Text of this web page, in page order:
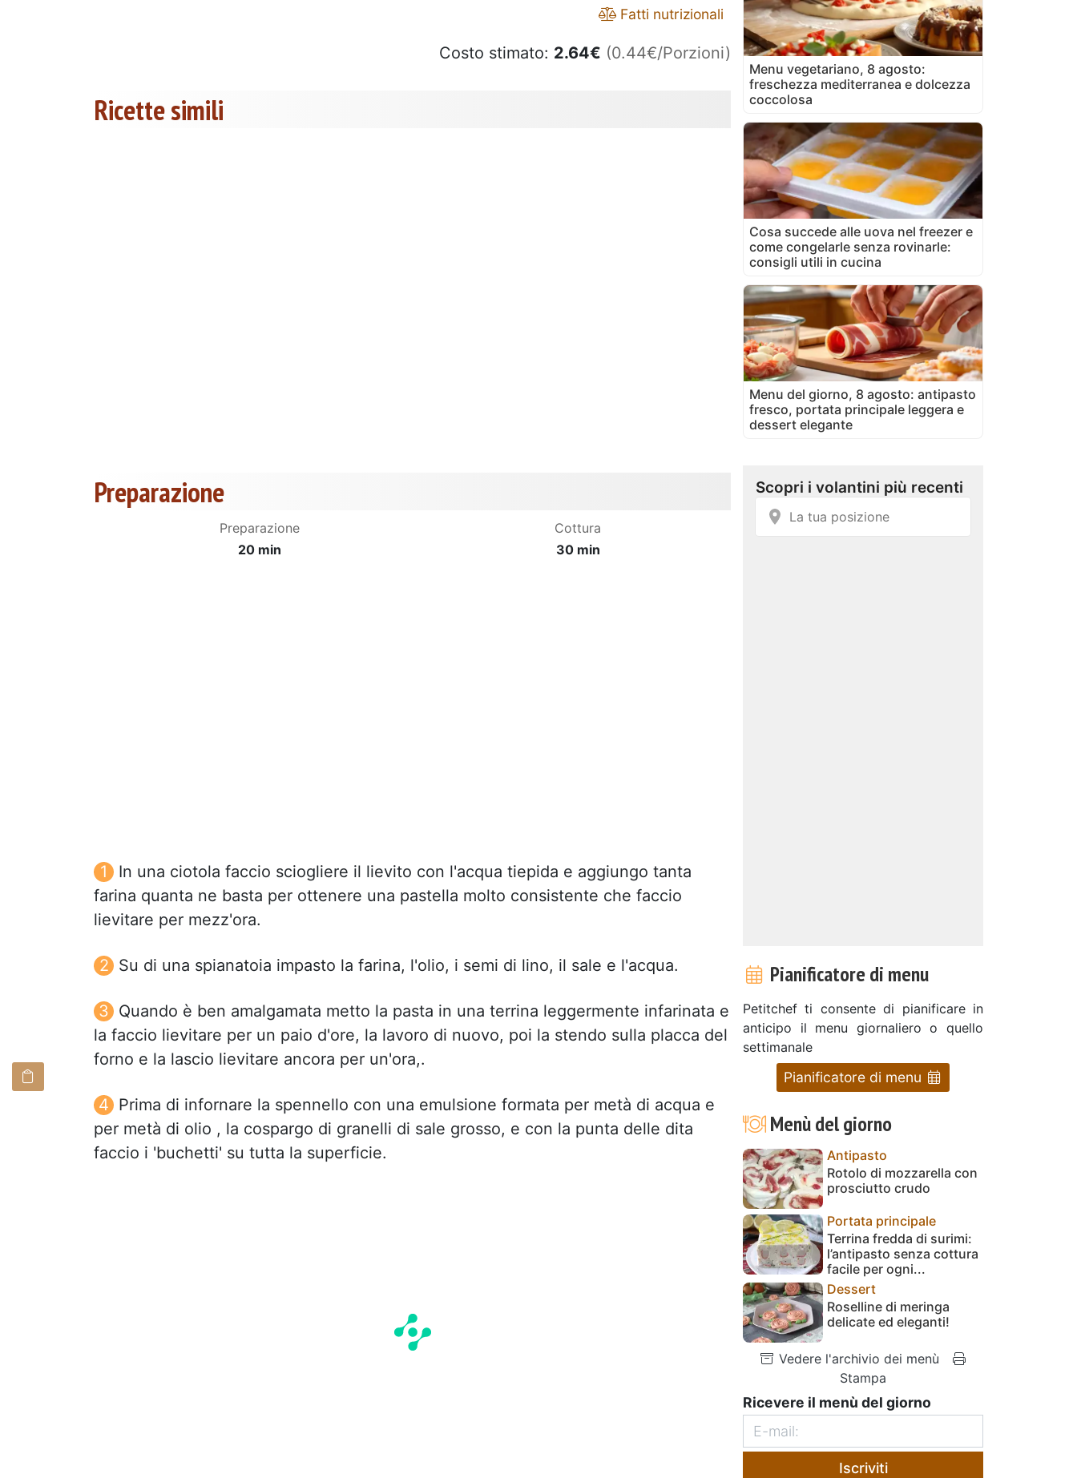
Fatti nutrizionali
Costo stimato: 2.64€ (0.44€/Porzioni)
Ricette simili
Preparazione
Preparazione
20 min
Cottura
30 min
In una ciotola faccio sciogliere il lievito con l'acqua tiepida e aggiungo tanta
farina quanta ne basta per ottenere una pastella molto consistente che faccio
lievitare per mezz'ora.
Su di una spianatoia impasto la farina, l'olio, i semi di lino, il sale e l'acqua.
Quando è ben amalgamata metto la pasta in una terrina leggermente infarinata e
la faccio lievitare per un paio d'ore, la lavoro di nuovo, poi la stendo sulla placca del
forno e la lascio lievitare ancora per un'ora,.
Prima di infornare la spennello con una emulsione formata per metà di acqua e
per metà di olio , la cospargo di granelli di sale grosso, e con la punta delle dita
faccio i 'buchetti' su tutta la superficie.
Menu vegetariano, 8 agosto:
freschezza mediterranea e dolcezza
coccolosa
Cosa succede alle uova nel freezer e
come congelarle senza rovinarle:
consigli utili in cucina
Menu del giorno, 8 agosto: antipasto
fresco, portata principale leggera e
dessert elegante
Pianificatore di menu
Petitchef ti consente di pianificare in
anticipo il menu giornaliero o quello
settimanale
Pianificatore di menu
Menù del giorno
Antipasto
Rotolo di mozzarella con
prosciutto crudo
Portata principale
Terrina fredda di surimi:
l’antipasto senza cottura
facile per ogni...
Dessert
Roselline di meringa
delicate ed eleganti!
Vedere l'archivio dei menù
Stampa
Ricevere il menù del giorno
Iscriviti